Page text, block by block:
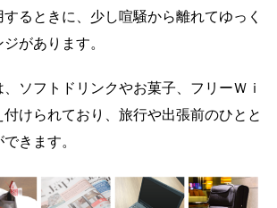
るときに、少し喧騒から離れてゆっく
があります。
ソフトドリンクやお菓子、フリーＷｉ
付けられており、旅行や出張前のひとと
きます。